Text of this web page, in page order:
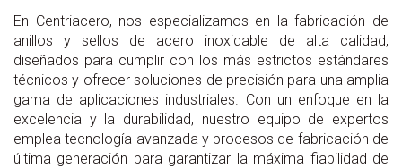
En Centriacero, nos especializamos en la fabricación de
anillos y sellos de acero inoxidable de alta calidad,
diseñados para cumplir con los más estrictos estándares
técnicos y ofrecer soluciones de precisión para una amplia
gama de aplicaciones industriales. Con un enfoque en la
excelencia y la durabilidad, nuestro equipo de expertos
emplea tecnología avanzada y procesos de fabricación de
última generación para garantizar la máxima fiabilidad de